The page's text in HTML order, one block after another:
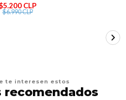
CLP
$6.990 CLP
te interesen estos
recomendados